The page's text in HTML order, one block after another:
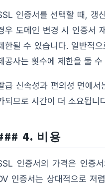
인증서를 선택할 때, 갱
우 도메인 변경 시 인증서
한될 수 있습니다. 일반적
공사는 횟수에 제한을 둘
급 신속성과 편의성 면에서
되므로 시간이 더 소요됩니
4. 비용
인증서의 가격은 인증
인증서는 상대적으로 저